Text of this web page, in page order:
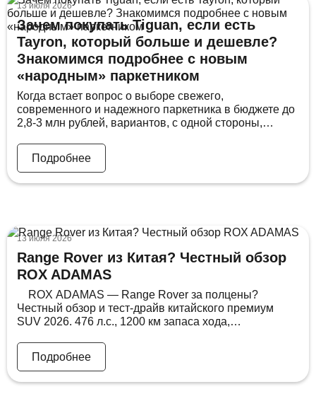
13 июля 2026
Зачем покупать Tiguan, если есть
Tayron, который больше и дешевле?
Знакомимся подробнее с новым
«народным» паркетником
Когда встает вопрос о выборе свежего,
современного и надежного паркетника в бюджете до
2,8-3 млн рублей, вариантов, с одной стороны,
предложений, откровенно, не вызывает восторга.
Можно купить новые китайские кроссоверы, но
начинка там будет весьма сомнительна и далеко не
Подробнее
13 июля 2026
Range Rover из Китая? Честный обзор
ROX ADAMAS
ROX ADAMAS — Range Rover за полцены?
Честный обзор и тест-драйв китайского премиум
SUV 2026. 476 л.с., 1200 км запаса хода,
с BMW X5 и Range Rover — без розовых очков.
Китайские автомобили уже не удивляют качеством.
Но главный вопрос — где подвох?Пересаживаюсь с
Подробнее